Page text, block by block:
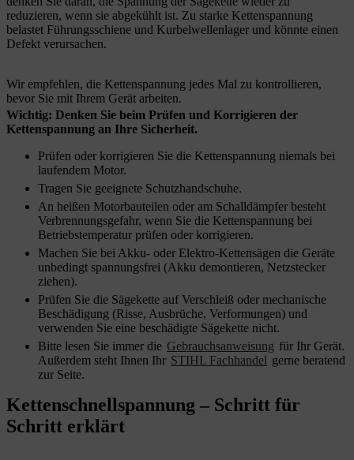
reduzieren, wenn sie abgekühlt ist. Zu starke Kettenspannung
belastet Führungsschiene und Kurbelwellenlager und könnte einen
Defekt verursachen.
Wir empfehlen, die Kettenspannung jedes Mal zu kontrollieren,
bevor Sie mit Ihrem Gerät arbeiten.
Wichtig: Denken Sie beim Prüfen und Korrigieren der
Kettenspannung an Ihre Sicherheit.
Prüfen oder korrigieren Sie die Kettenspannung niemals bei
laufendem Motor.
Tragen Sie geeignete Schutzhandschuhe.
An heißen Motorbauteilen oder am Schalldämpfer besteht
Verbrennungsgefahr, wenn Sie die Kettenspannung bei
Betriebstemperatur prüfen oder korrigieren.
Machen Sie bei Akku- oder Elektro-Kettensägen die Geräte
unbedingt spannungsfrei (Akku demontieren, Netzstecker
ziehen).
Prüfen Sie die Sägekette auf Verschleiß oder mechanische
Beschädigung (Risse, Ausbrüche, Verformungen) und
verwenden Sie eine beschädigte Sägekette nicht.
Bitte lesen Sie immer die Gebrauchsanweisung für Ihr Gerät.
Außerdem steht Ihnen Ihr STIHL Fachhandel gerne beratend
zur Seite.
Kettenschnellspannung – Schritt für
Schritt erklärt